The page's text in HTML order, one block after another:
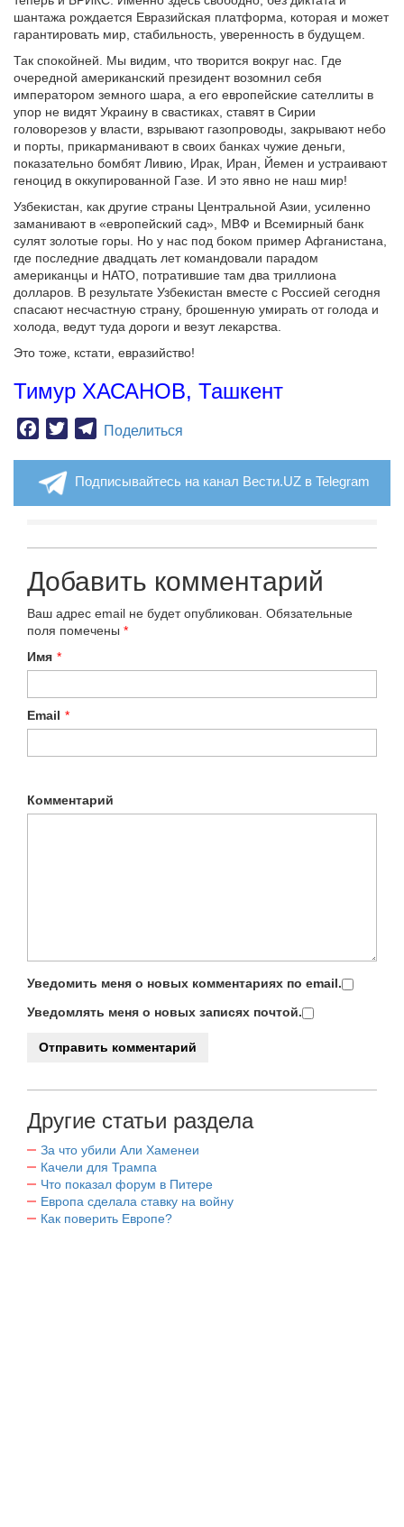
шантажа рождается Евразийская платформа, которая и может
гарантировать мир, стабильность, уверенность в будущем.
Так спокойней. Мы видим, что творится вокруг нас. Где
очередной американский президент возомнил себя
императором земного шара, а его европейские сателлиты в
упор не видят Украину в свастиках, ставят в Сирии
головорезов у власти, взрывают газопроводы, закрывают небо
и порты, прикарманивают в своих банках чужие деньги,
показательно бомбят Ливию, Ирак, Иран, Йемен и устраивают
геноцид в оккупированной Газе. И это явно не наш мир!
Узбекистан, как другие страны Центральной Азии, усиленно
заманивают в «европейский сад», МВФ и Всемирный банк
сулят золотые горы. Но у нас под боком пример Афганистана,
где последние двадцать лет командовали парадом
американцы и НАТО, потратившие там два триллиона
долларов. В результате Узбекистан вместе с Россией сегодня
спасают несчастную страну, брошенную умирать от голода и
холода, ведут туда дороги и везут лекарства.
Это тоже, кстати, евразийство!
Тимур ХАСАНОВ, Ташкент
Facebook
TwitterTelegram
Поделиться
Подписывайтесь на канал Вести.UZ в Telegram
Добавить комментарий
Ваш адрес email не будет опубликован. Обязательные
поля помечены *
Имя *
Email *
Комментарий
Уведомить меня о новых комментариях по email.
Уведомлять меня о новых записях почтой.
Другие статьи раздела
За что убили Али Хаменеи
Качели для Трампа
Что показал форум в Питере
Европа сделала ставку на войну
Как поверить Европе?